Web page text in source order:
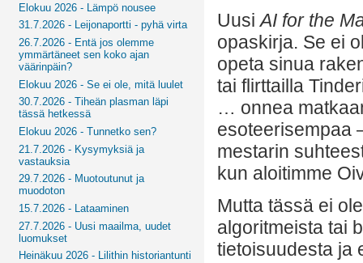
Elokuu 2026 - Lämpö nousee
31.7.2026 - Leijonaportti - pyhä virta
26.7.2026 - Entä jos olemme
ymmärtäneet sen koko ajan
väärinpäin?
Elokuu 2026 - Se ei ole, mitä luulet
30.7.2026 - Tiheän plasman läpi
tässä hetkessä
Elokuu 2026 - Tunnetko sen?
21.7.2026 - Kysymyksiä ja
vastauksia
29.7.2026 - Muotoutunut ja
muodoton
15.7.2026 - Lataaminen
27.7.2026 - Uusi maailma, uudet
luomukset
Heinäkuu 2026 - Lilithin historiantunti
UusiAI for the
opaskirja. Se ei
opeta sinua
tai flirttailla
… onnea
esoteerisempaa
mestarin
kun aloitimme
Mutta tässä ei
algoritmeista tai
tietoisuudesta ja